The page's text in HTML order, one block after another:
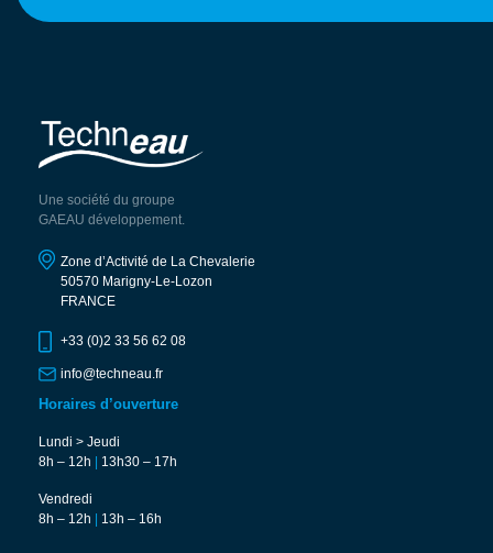
Une société du groupe
GAEAU développement.
Zone d’Activité de La Chevalerie
50570 Marigny-Le-Lozon
FRANCE
+33 (0)2 33 56 62 08
info@techneau.fr
Horaires d’ouverture
Lundi > Jeudi
8h – 12h
13h30 – 17h
Vendredi
8h – 12h
13h – 16h